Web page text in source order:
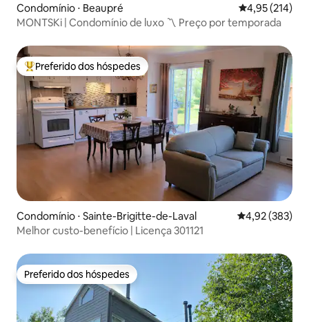
Condomínio ⋅ Beaupré 4,95 de uma
4,95 (214)
MONTSKi | Condomínio de luxo 〽️ Preço por temporada
Entre os melhores preferidos dos hóspedes
Preferido dos hóspedes
Condomínio ⋅ Sainte-Brigitte-de-Laval 4,92 de uma
4,92 (383)
Melhor custo-benefício | Licença 301121
Preferido dos hóspedes
Preferido dos hóspedes